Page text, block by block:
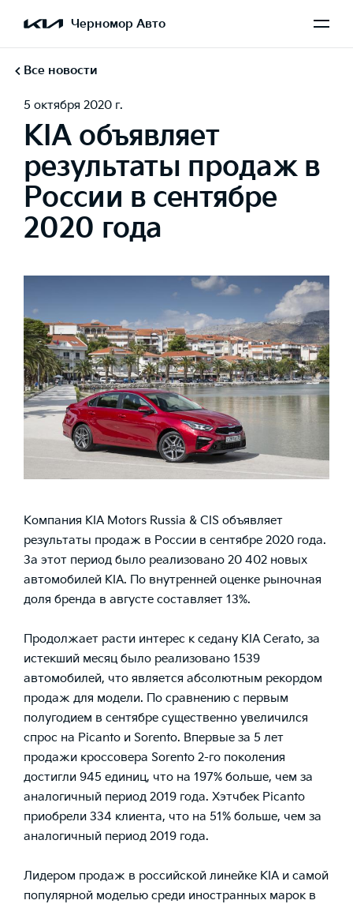
Черномор Авто
Все новости
5 октября 2020 г.
KIA объявляет
результаты продаж в
России в сентябре
2020 года
Компания KIA Motors Russia & CIS объявляет
результаты продаж в России в сентябре 2020 года.
За этот период было реализовано 20 402 новых
автомобилей KIA. По внутренней оценке рыночная
доля бренда в августе составляет 13%.
Продолжает расти интерес к седану KIA Cerato, за
истекший месяц было реализовано 1539
автомобилей, что является абсолютным рекордом
продаж для модели. По сравнению с первым
полугодием в сентябре существенно увеличился
спрос на Picanto и Sorento. Впервые за 5 лет
продажи кроссовера Sorento 2-го поколения
достигли 945 единиц, что на 197% больше, чем за
аналогичный период 2019 года. Хэтчбек Picanto
приобрели 334 клиента, что на 51% больше, чем за
аналогичный период 2019 года.
Лидером продаж в российской линейке KIA и самой
популярной моделью среди иностранных марок в